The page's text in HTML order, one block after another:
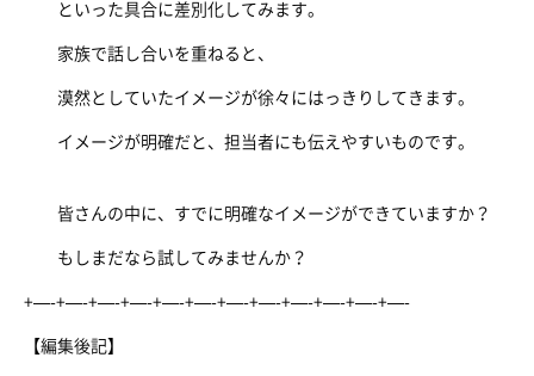
といった具合に差別化してみます。
家族で話し合いを重ねると、
漠然としていたイメージが徐々にはっきりしてきます。
イメージが明確だと、担当者にも伝えやすいものです。
皆さんの中に、すでに明確なイメージができていますか？
もしまだなら試してみませんか？
+—-+—-+—-+—-+—-+—-+—-+—-+—-+—-+—-+—-
【編集後記】